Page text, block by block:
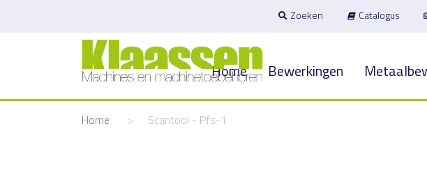
Catalogus
Zoeken
Home Bewerkingen
Home > Scantool - Pfs-1